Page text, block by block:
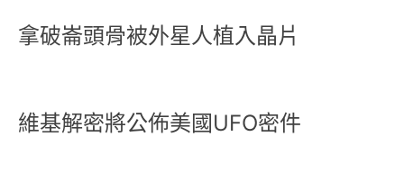
拿破崙頭骨被外星人植入晶片
維基解密將公佈美國UFO密件